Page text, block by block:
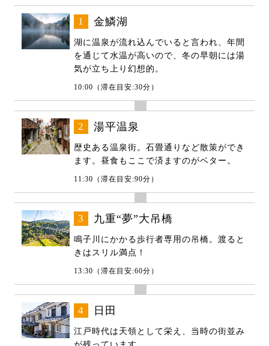
1 金鱗湖
湖に温泉が流れ込んでいると言われ、年間
を通じて水温が高いので、冬の早朝には湯
気が立ち上り幻想的。
10:00（滞在目安:30分）
2 湯平温泉
歴史ある温泉街。石畳通りなど散策ができ
ます。昼食もここで済ますのがベター。
11:30（滞在目安:90分）
3 九重“夢”大吊橋
鳴子川にかかる歩行者専用の吊橋。渡ると
きはスリル満点！
13:30（滞在目安:60分）
4 日田
江戸時代は天領として栄え、当時の街並み